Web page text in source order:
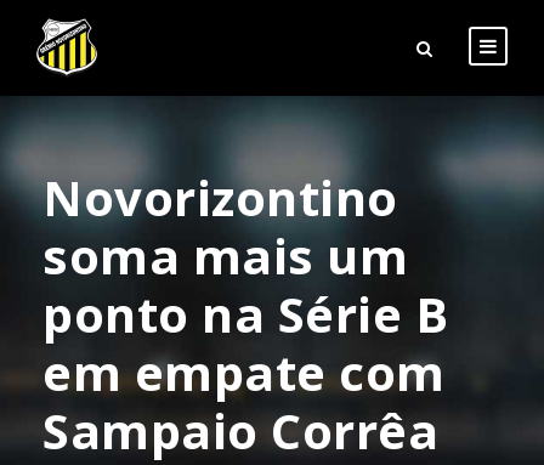
Novorizontino
soma mais um
ponto na Série B
em empate com
Sampaio Corrêa